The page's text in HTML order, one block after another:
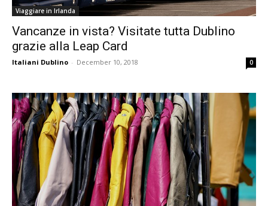
Viaggiare in Irlanda
Vancanze in vista? Visitate tutta Dublino
grazie alla Leap Card
Italiani Dublino - December 10, 2018 0